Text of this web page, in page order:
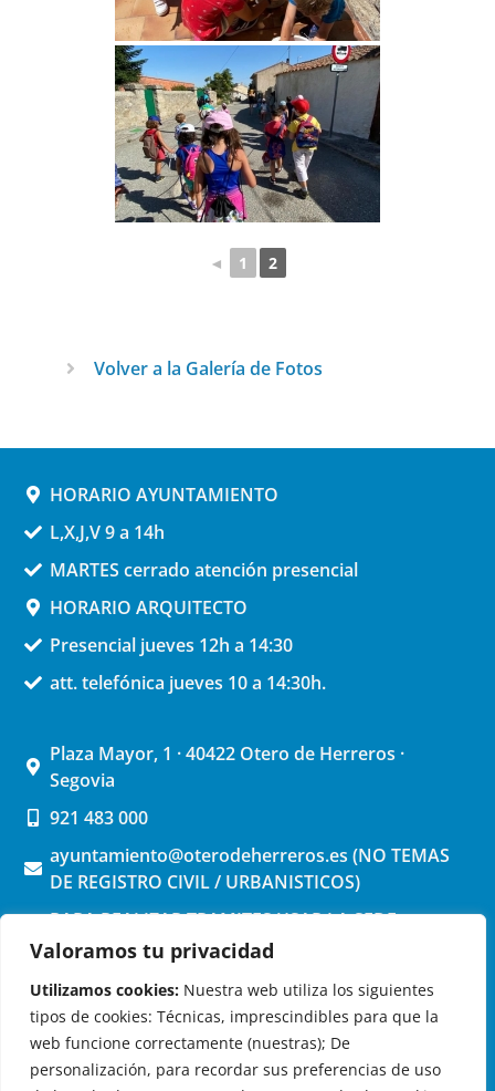
Valoramos tu privacidad
Utilizamos cookies: Nuestra web utiliza los siguientes
tipos de cookies: Técnicas, imprescindibles para que la
web funcione correctamente (nuestras); De
personalización, para recordar sus preferencias de uso
◄ 1 2
Volver a la Galería de Fotos
HORARIO AYUNTAMIENTO
L,X,J,V 9 a 14h
MARTES cerrado atención presencial
HORARIO ARQUITECTO
Presencial jueves 12h a 14:30
att. telefónica jueves 10 a 14:30h.
Plaza Mayor, 1 · 40422 Otero de Herreros ·
Segovia
921 483 000
ayuntamiento@oterodeherreros.es (NO TEMAS
DE REGISTRO CIVIL / URBANISTICOS)
PARA REALIZAR TRAMITES USAR LA SEDE
ELECTRONICA (pinchar aquí)